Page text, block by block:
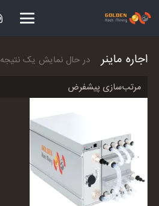
اجاره ماینر در حال نمایش یک نتیجه